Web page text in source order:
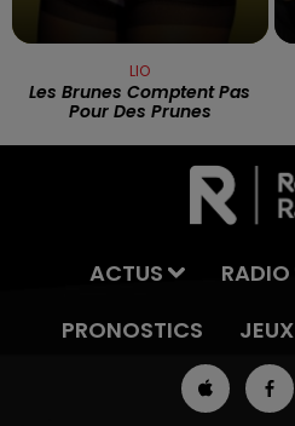
LIO
Les Brunes Comptent Pas
Pour Des Prunes
ACTUS RADIO
PRONOSTICS
JEUX